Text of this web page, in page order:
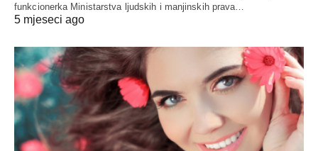
funkcionerka Ministarstva ljudskih i manjinskih prava…
5 mjeseci ago